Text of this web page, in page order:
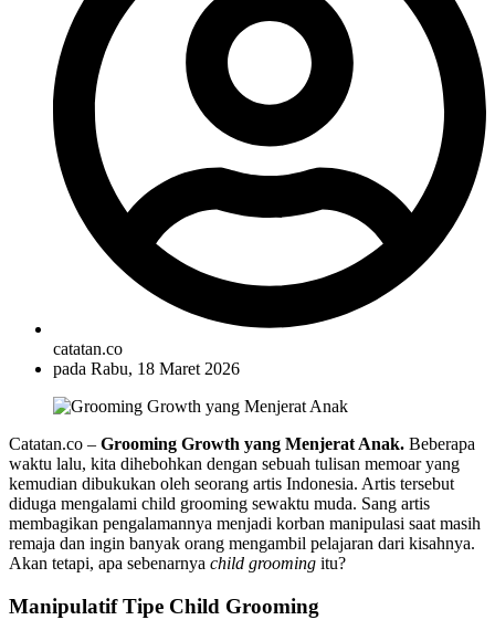
catatan.co
pada Rabu, 18 Maret 2026
Catatan.co – Grooming Growth yang Menjerat Anak. Beberapa
waktu lalu, kita dihebohkan dengan sebuah tulisan memoar yang
kemudian dibukukan oleh seorang artis Indonesia. Artis tersebut
diduga mengalami child grooming sewaktu muda. Sang artis
membagikan pengalamannya menjadi korban manipulasi saat masih
remaja dan ingin banyak orang mengambil pelajaran dari kisahnya.
Akan tetapi, apa sebenarnya child grooming itu?
Manipulatif Tipe Child Grooming